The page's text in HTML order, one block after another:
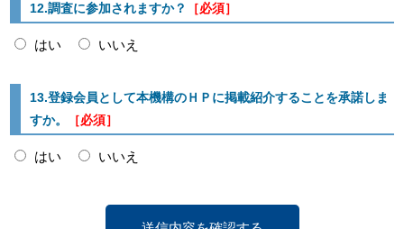
12.調査に参加されますか？ ［必須］
はい いいえ
13.登録会員として本機構のＨＰに掲載紹介することを承諾しま
すか。
［必須］
はい いいえ